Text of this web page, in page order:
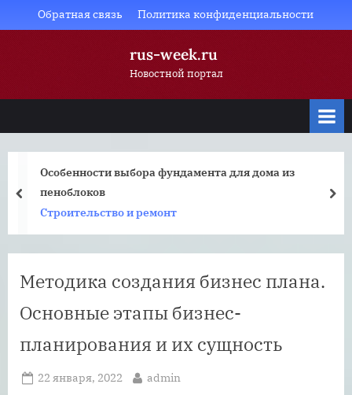
to
Обратная связь Политика конфиденциальности
rus-week.ru
Новостной портал
Особенности выбора фундамента для дома из
пеноблоков
Строительство и ремонт
prev
Методика создания бизнес плана.
Основные этапы бизнес-
планирования и их сущность
Posted
22 января, 2022 By
admin